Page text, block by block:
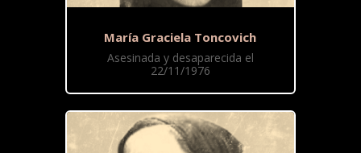
María Graciela Toncovich
Asesinada y desaparecida el
22/11/1976